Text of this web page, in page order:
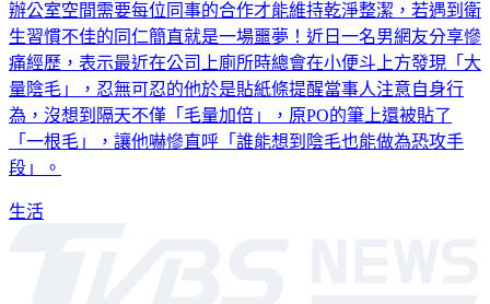
辦公室空間需要每位同事的合作才能維持乾淨整潔，若遇到衛
生習慣不佳的同仁簡直就是一場噩夢！近日一名男網友分享慘
痛經歷，表示最近在公司上廁所時總會在小便斗上方發現「大
量陰毛」，忍無可忍的他於是貼紙條提醒當事人注意自身行
為，沒想到隔天不僅「毛量加倍」，原PO的筆上還被貼了
「一根毛」，讓他嚇慘直呼「誰能想到陰毛也能做為恐攻手
段」。
生活